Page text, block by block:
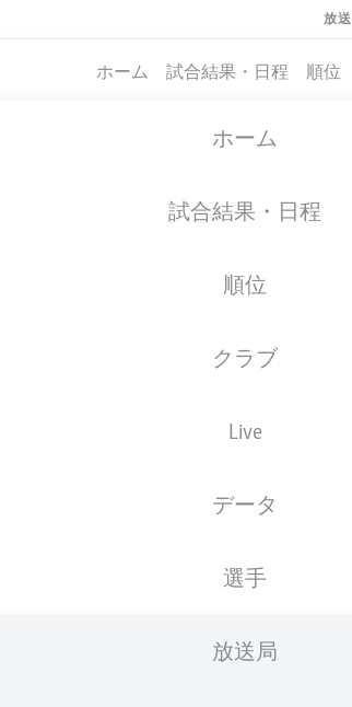
放
ホーム 試合結果・日程 順位
ホーム
試合結果・日程
順位
クラブ
Live
データ
選手
放送局
04.06.2006